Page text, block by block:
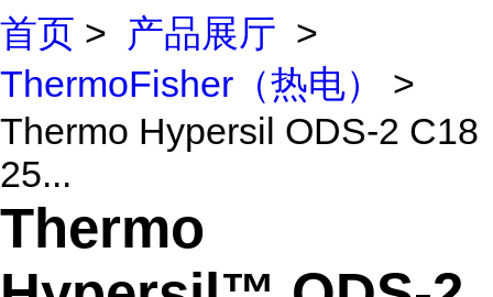
首页 > 产品展厅 >
ThermoFisher（热电）
>
Thermo Hypersil ODS-2 C18
25...
Thermo